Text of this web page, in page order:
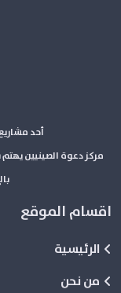
أحد
مركز دعوة الصينيين
اقسام الموقع
الرئيسية
من نحن